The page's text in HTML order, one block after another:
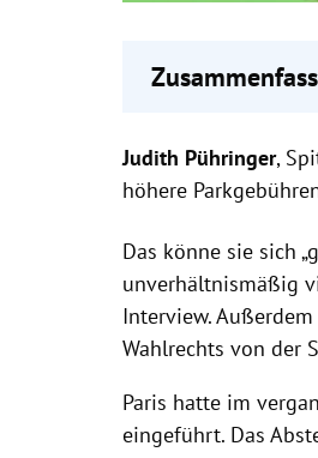
Sie plädiert für
Judith Pühringer,
höhere
Das könne sie sich
unverhältnismäßig
Interview.
Wahlrechts von der
Paris hatte im
eingeführt. Das